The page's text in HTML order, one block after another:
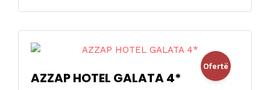
origjinal
qe:
229 €.
i
tanishëm
është:
159 €.
Ofertë
AZZAP HOTEL GALATA 4*